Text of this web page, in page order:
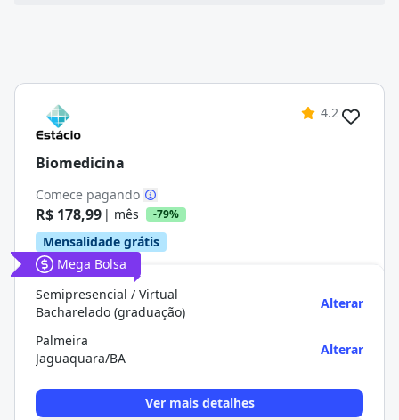
4.2
Biomedicina
Comece pagando
R$ 178,99 | mês -79%
Mensalidade grátis
Mega Bolsa
Semipresencial / Virtual
Bacharelado (graduação)
Alterar
Palmeira
Jaguaquara/BA
Alterar
Ver mais detalhes